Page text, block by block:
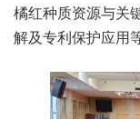
橘红种质资源与关
解及专利保护应用